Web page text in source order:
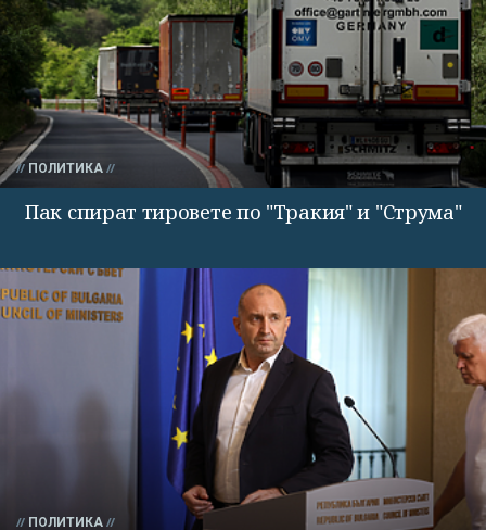
ПОЛИТИКА
Пак спират тировете по "Тракия" и "Струма"
ПОЛИТИКА